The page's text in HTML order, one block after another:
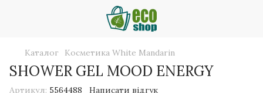
Каталог Косметика White Mandarin
SHOWER GEL MOOD ENERGY
Артикул: 5564488 Написати відгук